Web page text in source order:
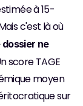
à 15-
c'est là où
dossier ne
score TAGE
moyen
sur